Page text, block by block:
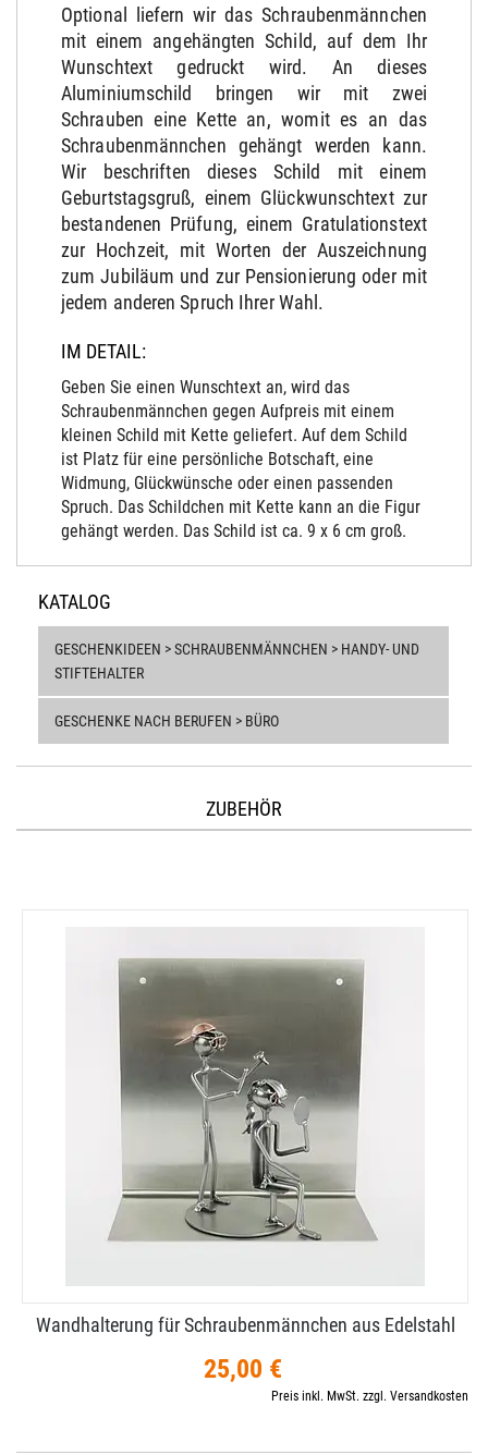
Optional liefern wir das Schraubenmännchen
mit einem angehängten Schild, auf dem Ihr
Wunschtext gedruckt wird. An dieses
Aluminiumschild bringen wir mit zwei
Schrauben eine Kette an, womit es an das
Schraubenmännchen gehängt werden kann.
Wir beschriften dieses Schild mit einem
Geburtstagsgruß, einem Glückwunschtext zur
bestandenen Prüfung, einem Gratulationstext
zur Hochzeit, mit Worten der Auszeichnung
zum Jubiläum und zur Pensionierung oder mit
jedem anderen Spruch Ihrer Wahl.
IM DETAIL:
Geben Sie einen Wunschtext an, wird das
Schraubenmännchen gegen Aufpreis mit einem
kleinen Schild mit Kette geliefert. Auf dem Schild
ist Platz für eine persönliche Botschaft, eine
Widmung, Glückwünsche oder einen passenden
Spruch. Das Schildchen mit Kette kann an die Figur
gehängt werden. Das Schild ist ca. 9 x 6 cm groß.
KATALOG
GESCHENKIDEEN > SCHRAUBENMÄNNCHEN > HANDY- UND
STIFTEHALTER
GESCHENKE NACH BERUFEN > BÜRO
ZUBEHÖR
Wandhalterung für Schraubenmännchen aus Edelstahl
25,00 €
Preis inkl. MwSt. zzgl. Versandkosten